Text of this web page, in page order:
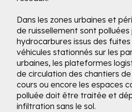
Dans les zones urbaines et
de ruissellement sont polluées
hydrocarbures issus des fuites
véhicules stationnés sur les
urbaines, les plateformes
de circulation des chantiers
cours ou encore les espaces
polluée doit être traitée et
infiltration sans le sol. ​